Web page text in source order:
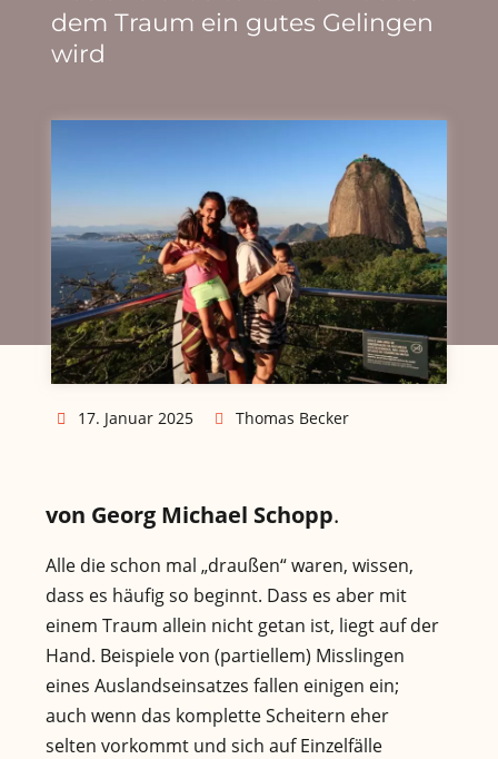
dem Traum ein gutes Gelingen
wird
17. Januar 2025 Thomas Becker
von Georg Michael Schopp.
Alle die schon mal „draußen“ waren, wissen,
dass es häufig so beginnt. Dass es aber mit
einem Traum allein nicht getan ist, liegt auf der
Hand. Beispiele von (partiellem) Misslingen
eines Auslandseinsatzes fallen einigen ein;
auch wenn das komplette Scheitern eher
selten vorkommt und sich auf Einzelfälle